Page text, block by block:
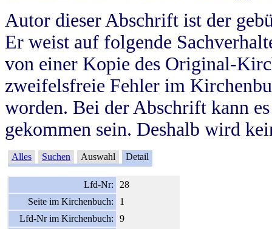
Autor dieser Abschrift ist der
Er weist auf folgende
von einer Kopie des Original-
zweifelsfreie Fehler im
worden. Bei der Abschrift kann
gekommen sein. Deshalb wird
Alles Suchen Auswahl Detail
Lfd-Nr:
28
Seite im Kirchenbuch:
1
Lfd-Nr im Kirchenbuch:
9